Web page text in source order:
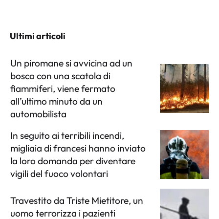
Ultimi articoli
Un piromane si avvicina ad un
bosco con una scatola di
fiammiferi, viene fermato
all’ultimo minuto da un
automobilista
In seguito ai terribili incendi,
migliaia di francesi hanno inviato
la loro domanda per diventare
vigili del fuoco volontari
Travestito da Triste Mietitore, un
uomo terrorizza i pazienti